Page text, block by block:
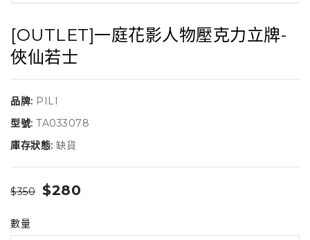
[OUTLET]一庭花影人物壓克力立牌-
俠仙若士
品牌: PILI
型號: TA033078
庫存狀態: 缺貨
$350 $280
數量